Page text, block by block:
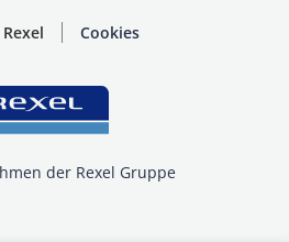
Cookies
der Rexel Gruppe